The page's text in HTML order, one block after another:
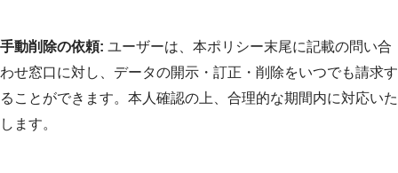
手動削除の依頼: ユーザーは、本ポリシー末尾に記載の問い合
わせ窓口に対し、データの開示・訂正・削除をいつでも請求す
ることができます。本人確認の上、合理的な期間内に対応いた
します。